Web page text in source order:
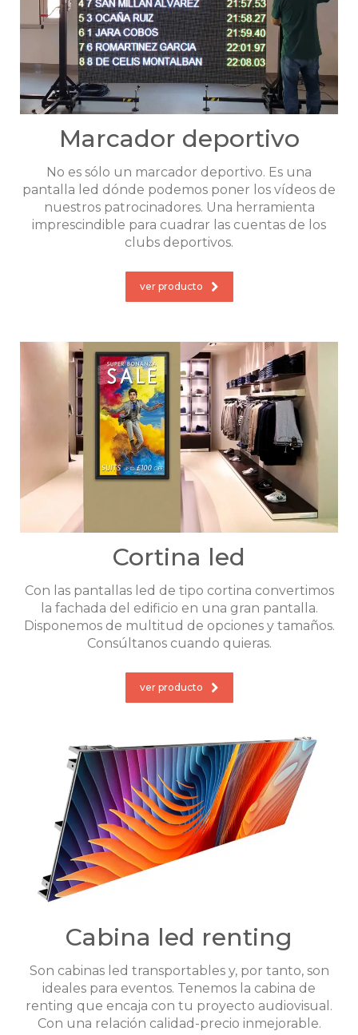
Marcador deportivo
No es sólo un marcador deportivo. Es una
pantalla led dónde podemos poner los vídeos de
nuestros patrocinadores. Una herramienta
imprescindible para cuadrar las cuentas de los
clubs deportivos.
ver producto
Cortina led
Con las pantallas led de tipo cortina convertimos
la fachada del edificio en una gran pantalla.
Disponemos de multitud de opciones y tamaños.
Consúltanos cuando quieras.
ver producto
Cabina led renting
Son cabinas led transportables y, por tanto, son
ideales para eventos. Tenemos la cabina de
renting que encaja con tu proyecto audiovisual.
Con una relación calidad-precio inmejorable.